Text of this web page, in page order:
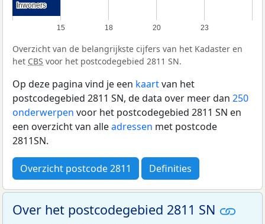
15 18 20 23
Inwoners
Inwoners
Overzicht van de belangrijkste cijfers van het Kadaster en
het CBS voor het postcodegebied 2811 SN.
Op deze pagina vind je een kaartvan het
postcodegebied 2811 SN, de data over meer dan 250
onderwerpen voor het postcodegebied 2811 SN en
een overzicht van alleadressen met postcode
2811SN.
Overzicht postcode 2811 Definities
Over het postcodegebied 2811 SN